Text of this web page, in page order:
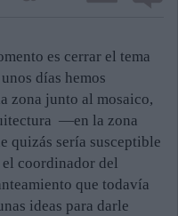
es cerrar el tema
días hemos
zona junto al mosaico,
—en la zona
quizás sería susceptible
coordinador del
que todavía
ideas para darle